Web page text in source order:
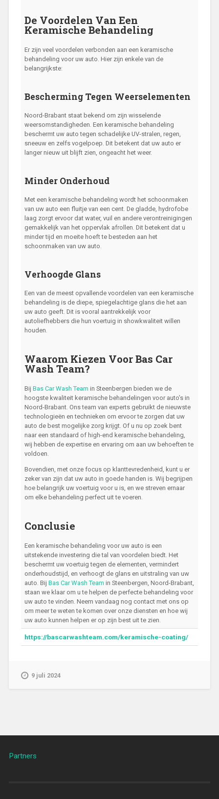
De Voordelen Van Een
Keramische Behandeling
Er zijn veel voordelen verbonden aan een keramische
behandeling voor uw auto. Hier zijn enkele van de
belangrijkste:
Bescherming Tegen Weerselementen
Noord-Brabant staat bekend om zijn wisselende
weersomstandigheden. Een keramische behandeling
beschermt uw auto tegen schadelijke UV-stralen, regen,
sneeuw en zelfs vogelpoep. Dit betekent dat uw auto er
langer nieuw uit blijft zien, ongeacht het weer.
Minder Onderhoud
Met een keramische behandeling wordt het schoonmaken
van uw auto een fluitje van een cent. De gladde, hydrofobe
laag zorgt ervoor dat water, vuil en andere verontreinigingen
gemakkelijk van het oppervlak afrollen. Dit betekent dat u
minder tijd en moeite hoeft te besteden aan het
schoonmaken van uw auto.
Verhoogde Glans
Een van de meest opvallende voordelen van een keramische
behandeling is de diepe, spiegelachtige glans die het aan
uw auto geeft. Dit is vooral aantrekkelijk voor
autoliefhebbers die hun voertuig in showkwaliteit willen
houden.
Waarom Kiezen Voor Bas Car
Wash Team?
Bij Bas Car Wash Team in Steenbergen bieden we de
hoogste kwaliteit keramische behandelingen voor auto’s in
Noord-Brabant. Ons team van experts gebruikt de nieuwste
technologieën en technieken om ervoor te zorgen dat uw
auto de best mogelijke zorg krijgt. Of u nu op zoek bent
naar een standaard of high-end keramische behandeling,
wij hebben de expertise en ervaring om aan uw behoeften te
voldoen.
Bovendien, met onze focus op klanttevredenheid, kunt u er
zeker van zijn dat uw auto in goede handen is. Wij begrijpen
hoe belangrijk uw voertuig voor u is, en we streven ernaar
om elke behandeling perfect uit te voeren.
Conclusie
Een keramische behandeling voor uw auto is een
uitstekende investering die tal van voordelen biedt. Het
beschermt uw voertuig tegen de elementen, vermindert
onderhoudstijd, en verhoogt de glans en uitstraling van uw
auto. Bij Bas Car Wash Team in Steenbergen, Noord-Brabant,
staan we klaar om u te helpen de perfecte behandeling voor
uw auto te vinden. Neem vandaag nog contact met ons op
om meer te weten te komen over onze diensten en hoe wij
uw auto kunnen helpen er op zijn best uit te zien.
https://bascarwashteam.com/keramische-coating/
9 juli 2024
Partners